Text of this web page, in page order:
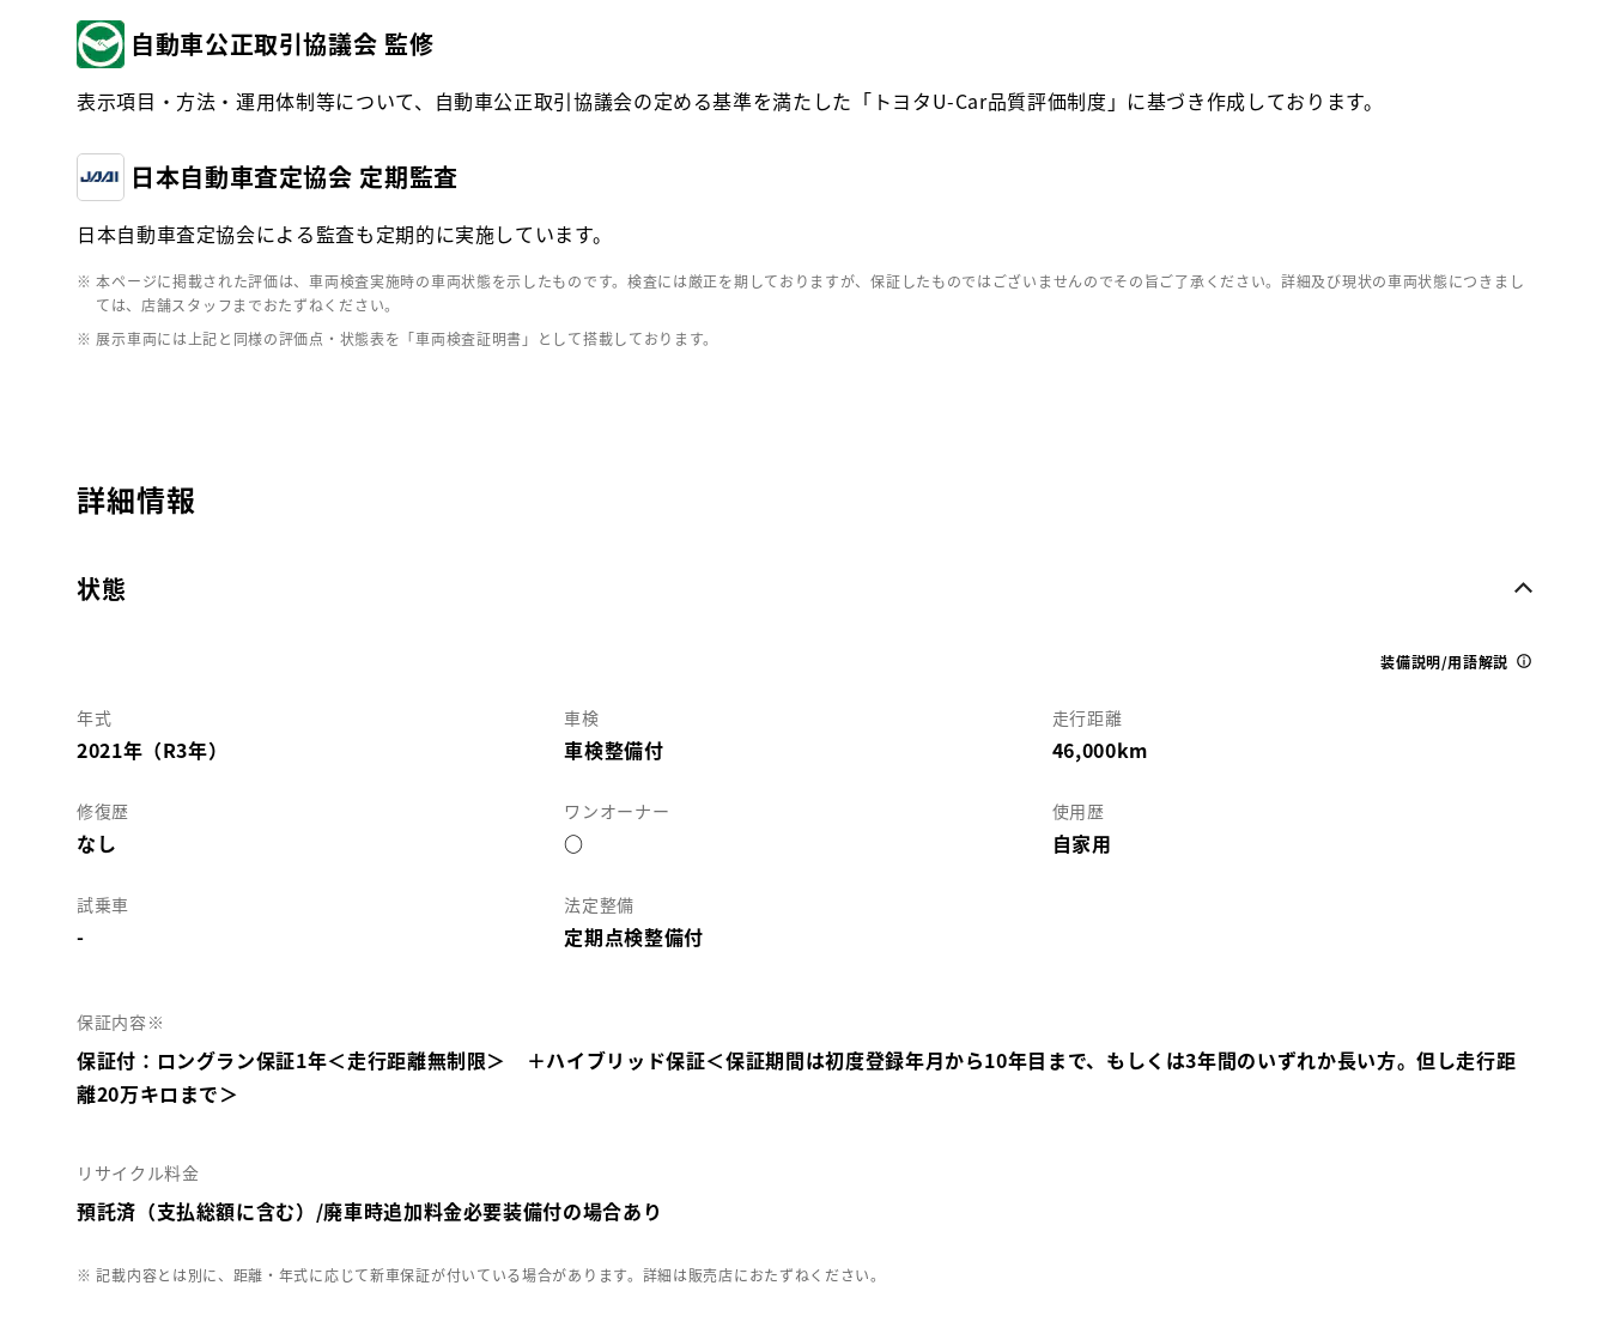
自動車公正取引協議会 監修
表示項目・方法・運用体制等について、自動車公正取引協議会の定める基準を満たした「トヨタU-Car品質評価制度」に基づき作成しております。
日本自動車査定協会 定期監査
日本自動車査定協会による監査も定期的に実施しています。
※ 本ページに掲載された評価は、車両検査実施時の車両状態を示したものです。検査には厳正を期しておりますが、保証したものではございませんのでその旨ご了承ください。詳細及び現状の車両状態につきまし
ては、店舗スタッフまでおたずねください。
※ 展示車両には上記と同様の評価点・状態表を「車両検査証明書」として搭載しております。
詳細情報
状態
装備説明/用語解説
年式
2021年（R3年）
車検
車検整備付
走行距離
46,000km
修復歴
なし
ワンオーナー
○
使用歴
自家用
試乗車
-
法定整備
定期点検整備付
保証内容※
保証付：ロングラン保証1年＜走行距離無制限＞ ＋ハイブリッド保証＜保証期間は初度登録年月から10年目まで、もしくは3年間のいずれか長い方。但し走行距
離20万キロまで＞
リサイクル料金
預託済（支払総額に含む）/廃車時追加料金必要装備付の場合あり
※ 記載内容とは別に、距離・年式に応じて新車保証が付いている場合があります。詳細は販売店におたずねください。